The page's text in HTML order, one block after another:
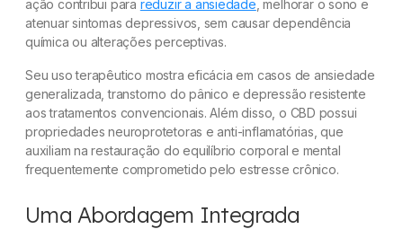
ação contribui para reduzir a ansiedade , melhorar o sono e
atenuar sintomas depressivos, sem causar dependência
química ou alterações perceptivas.
Seu uso terapêutico mostra eficácia em casos de ansiedade
generalizada, transtorno do pânico e depressão resistente
aos tratamentos convencionais. Além disso, o CBD possui
propriedades neuroprotetoras e anti-inflamatórias, que
auxiliam na restauração do equilíbrio corporal e mental
frequentemente comprometido pelo estresse crônico.
Uma Abordagem Integrada